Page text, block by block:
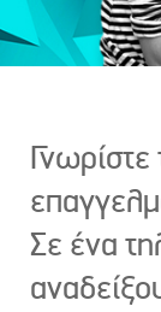
Γνωρίστε
Σε ένα